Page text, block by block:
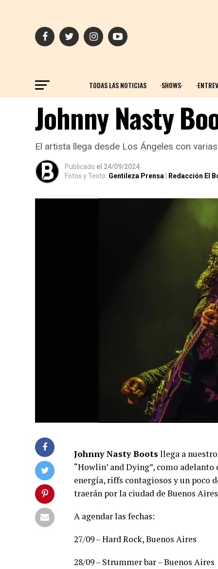
TODAS LAS NOTICIAS ·SHOWS·
Johnny Nasty
El artista llega desde Los Ángeles con
Publicado el 24/09/2024
Fotos y Texto: Gentileza Prensa Redacción El
Johnny Nasty Boots llega a
“Howlin’ and Dying”, como
energía, riffs contagiosos y un poco
traerán por la ciudad de Buenos
A agendar las fechas:
27/09 – Hard Rock, Buenos Aires
28/09 – Strummer bar – Buenos Aires